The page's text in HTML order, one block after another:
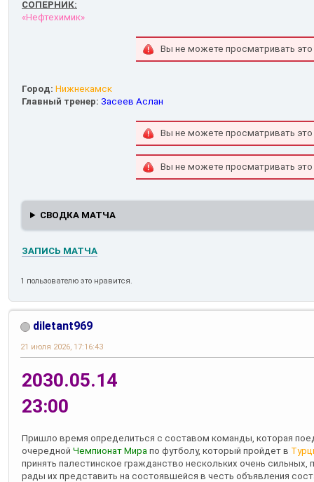
СОПЕРНИК:
«Нефтехимик»
Вы не можете просматривать
Город: Нижнекамск
Главный тренер: Засеев Аслан
Вы не можете просматривать
Вы не можете просматривать
СВОДКА МАТЧА
ЗАПИСЬ МАТЧА
1 пользователю это нравится.
diletant969
21 июля 2026, 17:16:43
2030.05.14
23:00
Пришло время определиться с составом команды, которая
очередной Чемпионат Мира по футболу, который пройдет в
принять палестинское гражданство нескольких очень
рады их представить на состоявшейся в честь объявления